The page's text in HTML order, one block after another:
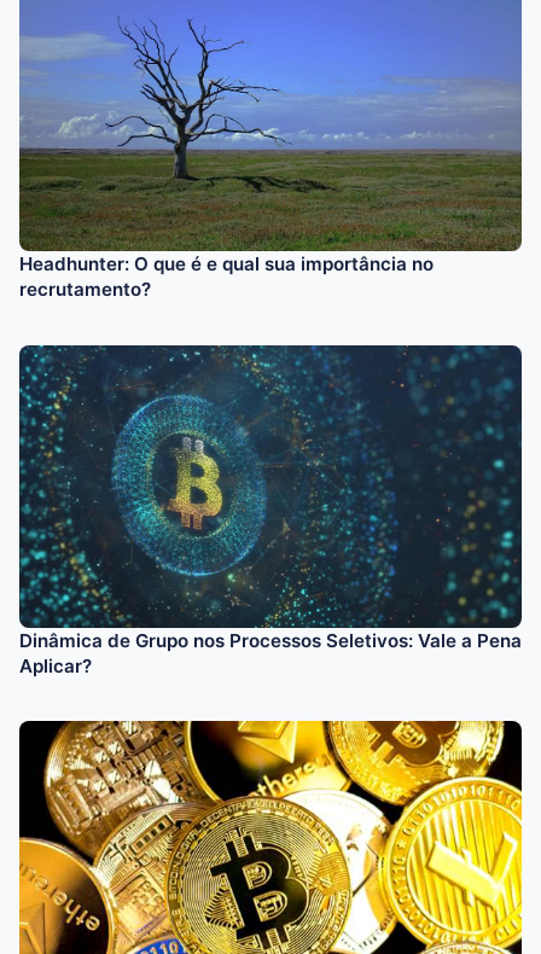
Headhunter: O que é e qual sua importância no
recrutamento?
Dinâmica de Grupo nos Processos Seletivos: Vale a Pena
Aplicar?